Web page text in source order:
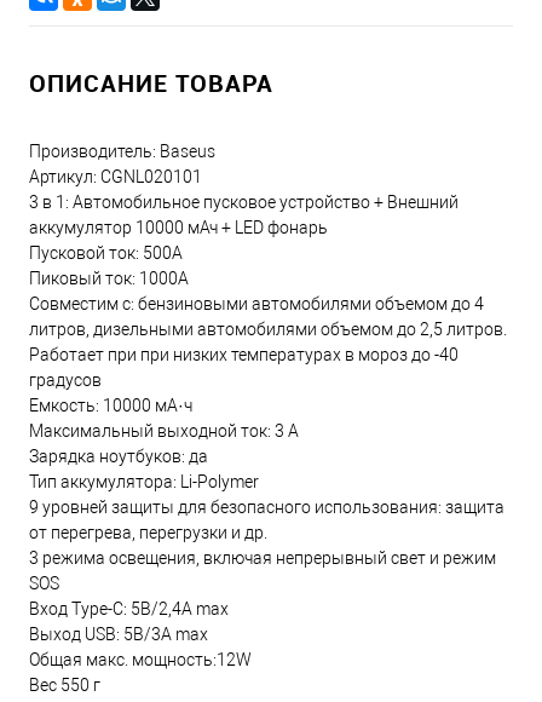
ОПИСАНИЕ ТОВАРА
Производитель: Baseus
Артикул: CGNL020101
3 в 1: Автомобильное пусковое устройство + Внешний
аккумулятор 10000 мАч + LED фонарь
Пусковой ток: 500А
Пиковый ток: 1000А
Совместим с: бензиновыми автомобилями объемом до 4
литров, дизельными автомобилями объемом до 2,5 литров.
Работает при при низких температурах в мороз до -40
градусов
Емкость: 10000 мА·ч
Максимальный выходной ток: 3 А
Зарядка ноутбуков: да
Тип аккумулятора: Li-Polymer
9 уровней защиты для безопасного использования: защита
от перегрева, перегрузки и др.
3 режима освещения, включая непрерывный свет и режим
SOS
Вход Type-C: 5В/2,4А max
Выход USB: 5В/3А max
Общая макс. мощность:12W
Вес 550 г